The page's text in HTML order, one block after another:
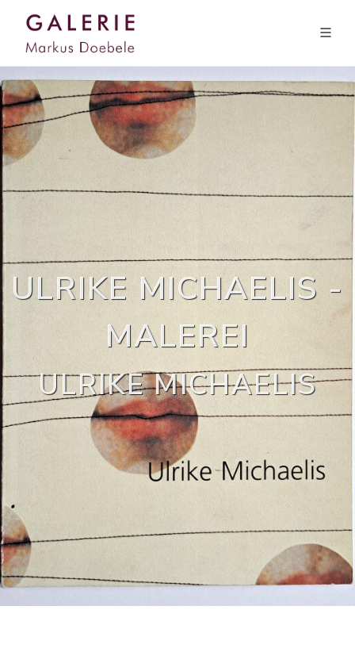
ULRIKE MICHAELIS -
MALEREI
ULRIKE MICHAELIS